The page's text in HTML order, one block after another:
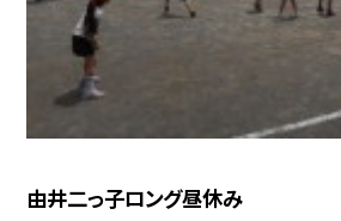
由井二っ子ロング昼休み